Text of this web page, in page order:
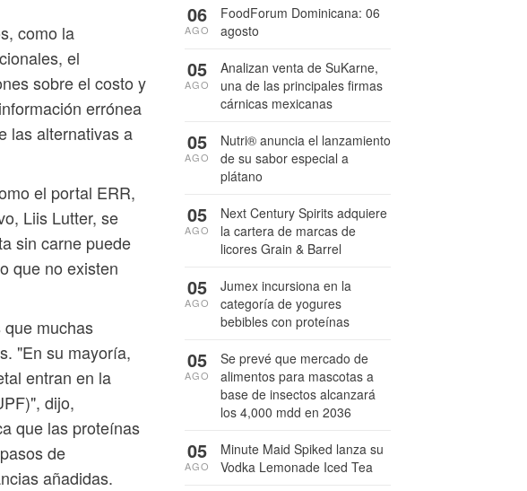
como la
el
sobre el costo y
errónea
las alternativas a
el portal ERR,
Liis Lutter, se
sin carne puede
que no existen
muchas
"En su mayoría,
entran en la
dijo,
que las proteínas
de
añadidas.
FoodForum Dominicana: 06
agosto
06
AGO
Analizan venta de SuKarne,
una de las principales firmas
cárnicas mexicanas
05
AGO
Nutri® anuncia el lanzamiento
de su sabor especial a
plátano
05
AGO
Next Century Spirits adquiere
la cartera de marcas de
licores Grain & Barrel
05
AGO
Jumex incursiona en la
categoría de yogures
bebibles con proteínas
05
AGO
Se prevé que mercado de
alimentos para mascotas a
base de insectos alcanzará
los 4,000 mdd en 2036
05
AGO
Minute Maid Spiked lanza su
Vodka Lemonade Iced Tea
05
AGO